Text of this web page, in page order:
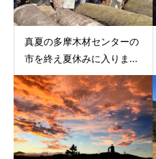
真夏の多摩木材センターの
市を終え夏休みに入りま...